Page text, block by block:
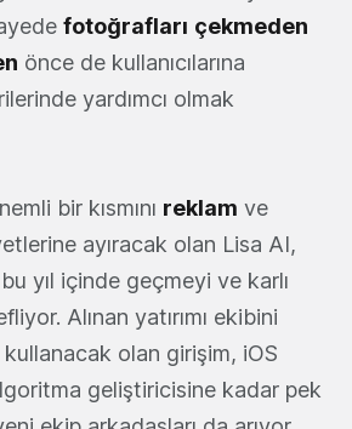
fotoğrafları çekmeden
önce de kullanıcılarına
yardımcı olmak
bir kısmını reklam ve
ayıracak olan Lisa AI,
bu yıl içinde geçmeyi ve karlı
Alınan yatırımı ekibini
olan girişim, iOS
geliştiricisine kadar pek